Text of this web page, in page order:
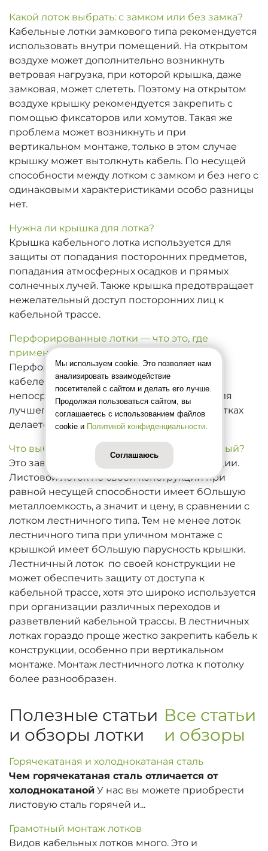
Какой лоток выбрать: с замком или без замка?
Кабельные лотки замкового типа рекомендуется
использовать внутри помещений. На открытом
воздухе может дополнительно возникнуть
ветровая нагрузка, при которой крышка, даже
замковая, может слететь. Поэтому на открытом
воздухе крышку рекомендуется закрепить с
помощью фиксаторов или хомутов. Такая же
проблема может возникнуть и при
вертикальном монтаже, только в этом случае
крышку может вытолкнуть кабель. По несущей
способности между лотком с замком и без него с
одинаковыми характеристиками особо разницы
нет.
Нужна ли крышка для лотка?
Крышка кабельного лотка используется для
защиты от попадания посторонних предметов,
попадания атмосферных осадков и прямых
солнечных лучей. Также крышка предотвращает
нежелательный доступ посторонних лиц к
кабельной трассе.
Перфорированные лотки — что это, где
применяются?
Перфорированный лоток - элемент
кабеленесущей конструкции, в котором
непосредственно укладывается кабель. Для
лучшего охлаждения и влагоотведения лотках
делается перфорация.
Что выбрать: лоток листовой или лестничный?
Это зависит от задач и условий эксплуатации.
Листовой лоток по своей конструкции при
равной несущей способности имеет бОльшую
металлоемкость, а значит и цену, в сравнении с
лотком лестничного типа. Тем не менее лоток
лестничного типа при уличном монтаже с
крышкой имеет бОльшую парусность крышки.
Лестничный лоток по своей конструкции не
может обеспечить защиту от доступа к
кабельной трассе, хотя это широко используется
при организации различных переходов и
разветвлений кабельной трассы. В лестничных
лотках гораздо проще жестко закрепить кабель к
конструкции, особенно при вертикальном
монтаже. Монтаж лестничного лотка к потолку
более разнообразен.
Полезные статьи
и обзоры лотки
Все статьи
и обзоры
Горячекатаная и холоднокатаная сталь
Чем горячекатаная сталь отличается от
холоднокатаной У нас вы можете приобрести
листовую сталь горячей и...
Грамотный монтаж лотков
Видов кабельных лотков много. Это и
Мы используем cookie. Это позволяет нам
анализировать взаимодействие
посетителей с сайтом и делать его лучше.
Продолжая пользоваться сайтом, вы
соглашаетесь с использованием файлов
cookie и Политикой конфиденциальности.
Соглашаюсь